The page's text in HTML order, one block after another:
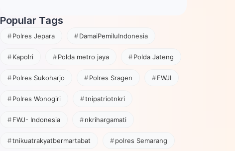
Popular Tags
Polres Jepara DamaiPemiluIndonesia
Kapolri Polda metro jaya Polda Jateng
Polres Sukoharjo Polres Sragen FWJI
Polres Wonogiri tnipatriotnkri
FWJ- Indonesia nkrihargamati
tnikuatrakyatbermartabat polres Semarang